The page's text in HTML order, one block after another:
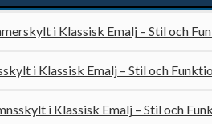
i Klassisk Emalj – Stil och
i Klassisk Emalj – Stil och
i Klassisk Emalj – Stil och